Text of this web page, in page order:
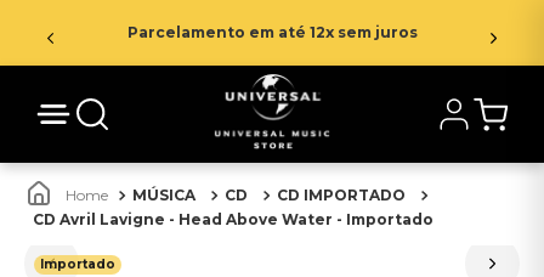
Parcelamento em até 12x sem juros
MÚSICA CD
CD IMPORTADO
CD Avril Lavigne - Head Above Water - Importado
Importado